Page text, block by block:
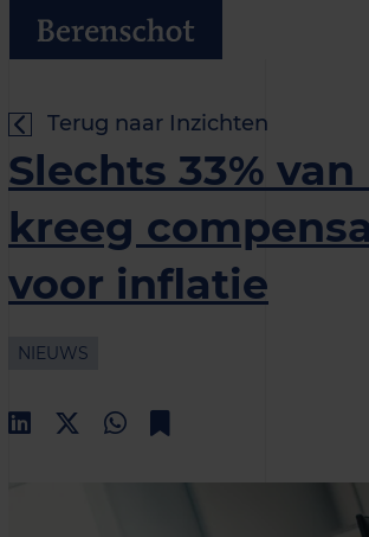
Terug naar Inzichten
Slechts 33% van
kreeg
voor inflatie
NIEUWS